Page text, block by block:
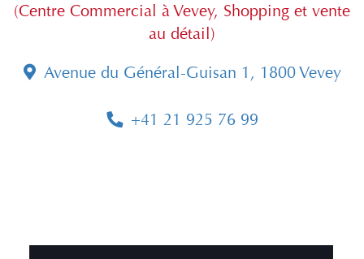
(Centre Commercial à Vevey, Shopping et vente
au détail)
Avenue du Général-Guisan 1, 1800 Vevey
+41 21 925 76 99